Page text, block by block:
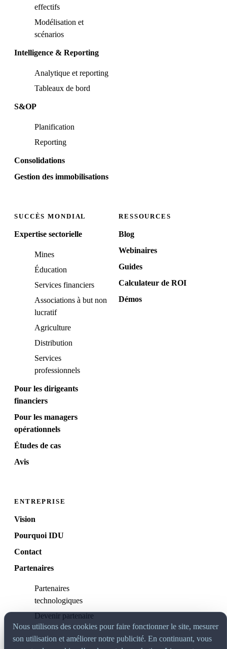
effectifs
Modélisation et
scénarios
Intelligence & Reporting
Analytique et reporting
Tableaux de bord
S&OP
Planification
Reporting
Consolidations
Gestion des immobilisations
SUCCÈS MONDIAL
Expertise sectorielle
Mines
Éducation
Services financiers
Associations à but non
lucratif
Agriculture
Distribution
Services
professionnels
Pour les dirigeants
financiers
Pour les managers
opérationnels
Études de cas
Avis
RESSOURCES
Blog
Webinaires
Guides
Calculateur de ROI
Démos
ENTREPRISE
Vision
Pourquoi IDU
Contact
Partenaires
Partenaires
technologiques
Devenir partenaire
Nous utilisons des cookies pour faire fonctionner le site, mesurer
son utilisation et améliorer notre publicité. En continuant, vous